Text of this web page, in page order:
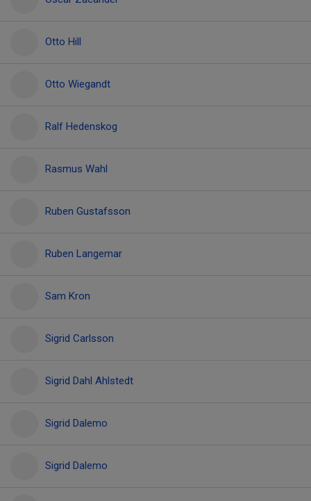
Otto Hill
Otto Wiegandt
Ralf Hedenskog
Rasmus Wahl
Ruben Gustafsson
Ruben Langemar
Sam Kron
Sigrid Carlsson
Sigrid Dahl Ahlstedt
Sigrid Dalemo
Sigrid Dalemo